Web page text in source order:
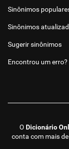
O Dicionário
conta com mais
Sinônimos
Sinônimos
Sugerir sinônimos
Encontrou um erro?